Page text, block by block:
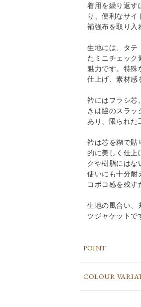
着用を繰り返す
り、便利なサイ
補強布を取り入
生地には、タテ
たミニチェック
魅力です。特殊
仕上げ、素材感
衿にはフラシ芯
きは脇のスラッ
あり、限られた
衿は芯を糊で貼
的に美しく仕上
クや樹脂にはな
使いにも十分耐
コポコ感を残す
生地の風合い、
ツジャケットで
POINT
COLOUR